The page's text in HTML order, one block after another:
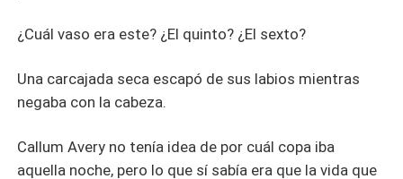
¿Cuál vaso era este? ¿El quinto? ¿El sexto?
Una carcajada seca escapó de sus labios mientras
negaba con la cabeza.
Callum Avery no tenía idea de por cuál copa iba
aquella noche, pero lo que sí sabía era que la vida que